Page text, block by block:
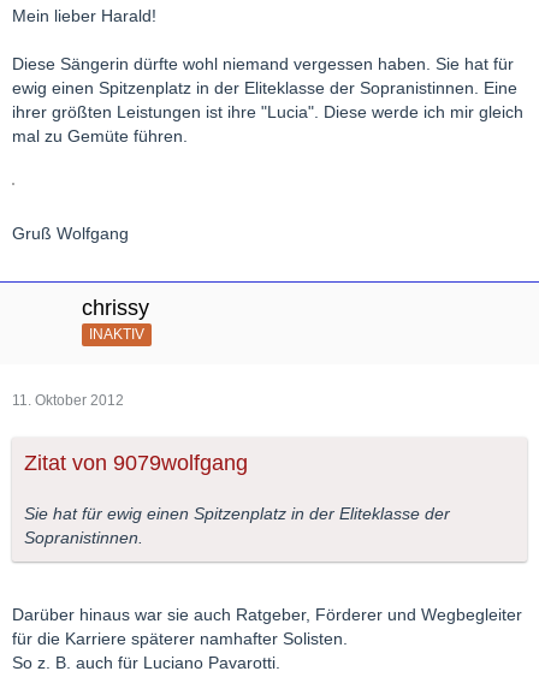
Mein lieber Harald!
Diese Sängerin dürfte wohl niemand vergessen haben. Sie hat für
ewig einen Spitzenplatz in der Eliteklasse der Sopranistinnen. Eine
ihrer größten Leistungen ist ihre "Lucia". Diese werde ich mir gleich
mal zu Gemüte führen.
Gruß Wolfgang
chrissy
INAKTIV
11. Oktober 2012
Zitat von 9079wolfgang
Sie hat für ewig einen Spitzenplatz in der Eliteklasse der
Sopranistinnen.
Darüber hinaus war sie auch Ratgeber, Förderer und Wegbegleiter
für die Karriere späterer namhafter Solisten.
So z. B. auch für Luciano Pavarotti.